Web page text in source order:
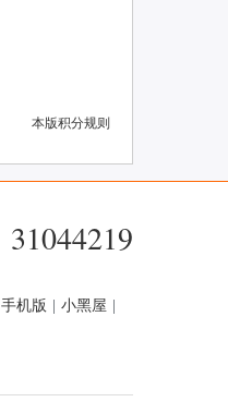
本版积分规则
31044219
手机版 小黑屋